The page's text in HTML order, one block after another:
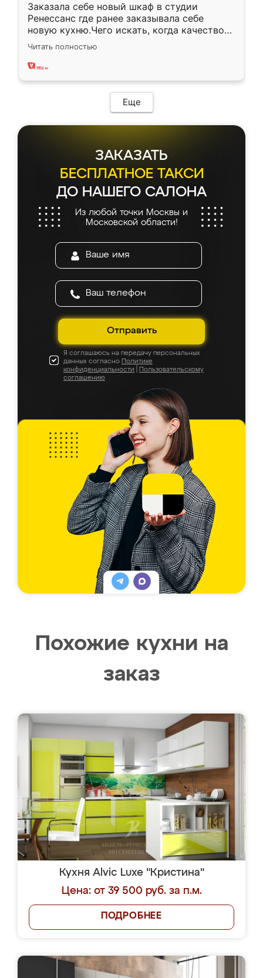
Заказала себе новый шкаф в студии
Ренессанс где ранее заказывала себе
новую кухню.Чего искать, когда качеством
вполне довольна. Служит кухня уже почти
два года, нареканий нет.
Читать полностью
Еще
ЗАКАЗАТЬ
БЕСПЛАТНОЕ ТАКСИ
ДО НАШЕГО САЛОНА
Из любой точки Москвы и
Московской области!
Отправить
Я соглашаюсь на передачу персональных
данных согласно Политике
конфиденциальности
Пользовательскому
соглашению
Похожие кухни на
заказ
Кухня Alvic Luxe "Кристина"
Цена: от 39 500 руб. за п.м.
ПОДРОБНЕЕ